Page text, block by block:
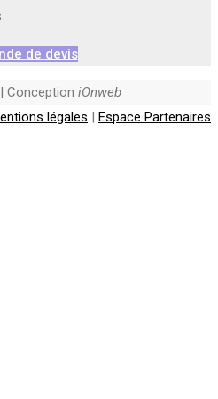
de devis
Conception iOnweb
légales | Espace Partenaires